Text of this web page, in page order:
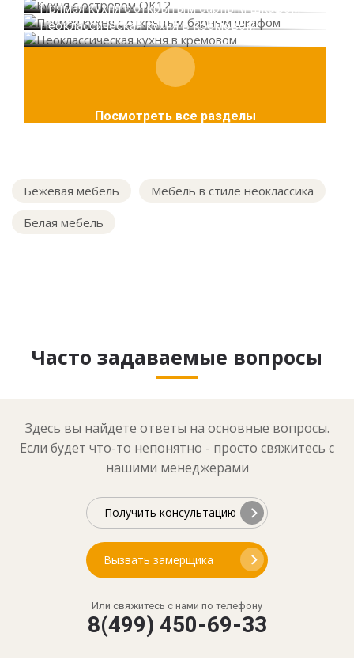
Прямая кухня с открытым барным шкафом
Неоклассическая кухня в кремовом
Посмотреть все разделы
Бежевая мебель
Мебель в стиле неоклассика
Белая мебель
Часто задаваемые вопросы
Здесь вы найдете ответы на основные вопросы.
Если будет что-то непонятно - просто свяжитесь с
нашими менеджерами
Получить консультацию
Вызвать замерщика
Или свяжитесь с нами по телефону
8(499) 450-69-33